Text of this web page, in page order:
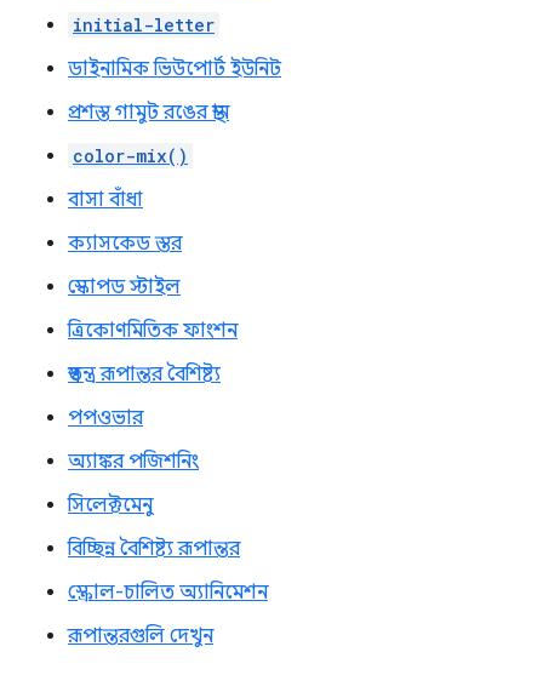
initial-letter
ডাইনামিক ভিউপোর্ট ইউনিট
প্রশস্ত গামুট রঙের স্থান
color-mix()
বাসা বাঁধা
ক্যাসকেড স্তর
স্কোপড স্টাইল
ত্রিকোণমিতিক ফাংশন
স্বতন্ত্র রূপান্তর বৈশিষ্ট্য
পপওভার
অ্যাঙ্কর পজিশনিং
সিলেক্টমেনু
বিচ্ছিন্ন বৈশিষ্ট্য রূপান্তর
স্ক্রোল-চালিত অ্যানিমেশন
রূপান্তরগুলি দেখুন